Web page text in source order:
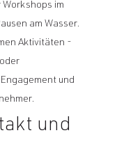
im
am Wasser.
Aktivitäten -
und
und